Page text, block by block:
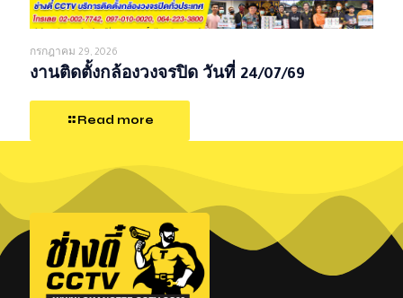
กรกฎาคม 29, 2026
งานติดตั้งกล้องวงจรปิด วันที่ 24/07/69
Read more